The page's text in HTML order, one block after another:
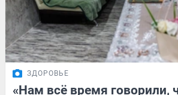
ЗДОРОВЬЕ
«Нам всё время говорили,